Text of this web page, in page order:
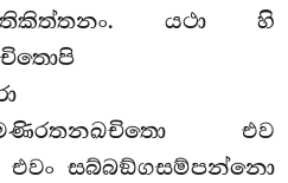
යථා හි
එව
සබ්බඞ්ගසම්පන්නො